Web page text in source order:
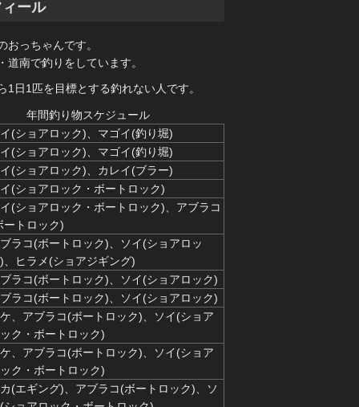
ール
おっちゃんです。
道南で釣りをしています。
1日1匹を目標とする釣れない人です。
年間釣り物スケジュール
(ショアロック)、マゴイ(釣り堀)
(ショアロック)、マゴイ(釣り堀)
(ショアロック)、カレイ(ブラー)
(ショアロック・ボートロック)
(ショアロック・ボートロック)、アブラコ
ートロック)
ラコ(ボートロック)、ソイ(ショアロッ
、ヒラメ(ショアジギング)
ラコ(ボートロック)、ソイ(ショアロック)
ラコ(ボートロック)、ソイ(ショアロック)
、アブラコ(ボートロック)、ソイ(ショア
ク・ボートロック)
、アブラコ(ボートロック)、ソイ(ショア
ク・ボートロック)
(エギング)、アブラコ(ボートロック)、ソ